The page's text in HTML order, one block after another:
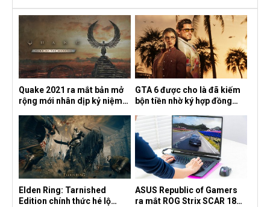
Quake 2021 ra mắt bản mở
rộng mới nhân dịp kỷ niệm
the Machine
GTA 6 được cho là đã kiếm
bộn tiền nhờ ký hợp đồng
Elden Ring: Tarnished
Edition chính thức hé lộ
ASUS Republic of Gamers
ra mắt ROG Strix SCAR 18